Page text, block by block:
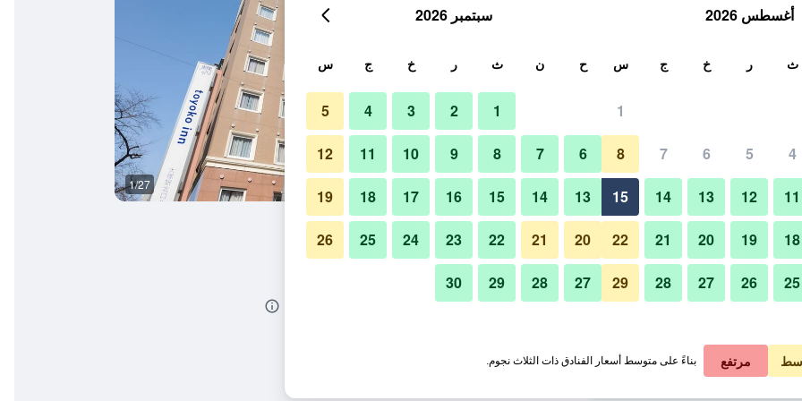
في الليلة
﷼ عرض الصفقة
﷼ عرض الصفقة
مبنى 1/27
صور لـ طويوكو إن طوكيو يامانوتيه لاين أوتسوكا ستيشن كيتا 2
أغسطس 2026
ث ر خ ج س
1
4
5
6
7
8
11
12
13
14
15
18
19
20
21
22
25
26
27
28
29
سبتمبر 2026
ح ن ث ر خ ج س
1
2
3
4
5
6
7
8
9
10
11
12
13
14
15
16
17
18
19
20
21
22
23
24
25
26
27
28
29
30
مرتفع بناءً على متوسط أسعار الفنادق ذات الثلاث نجوم.